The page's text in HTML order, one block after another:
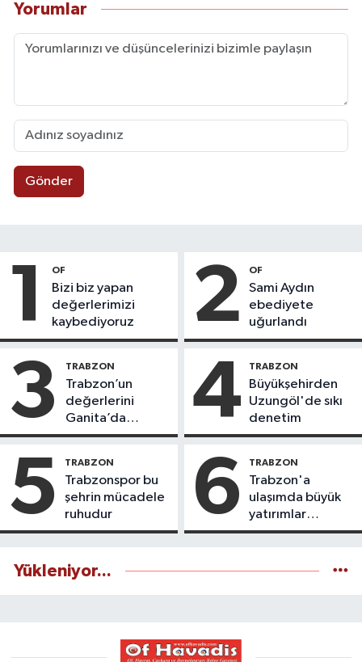
Yorumlar
Gönder
1 OF
Bizi biz yapan
değerlerimizi
kaybediyoruz
2 OF
Sami Aydın
ebediyete
uğurlandı
3 TRABZON
Trabzon’un
değerlerini
Ganita’da
yaşatıyoruz
4 TRABZON
Büyükşehirden
Uzungöl'de sıkı
denetim
5 TRABZON
Trabzonspor bu
şehrin mücadele
ruhudur
6 TRABZON
Trabzon'a
ulaşımda büyük
yatırımlar
yapılıyor
Yükleniyor...